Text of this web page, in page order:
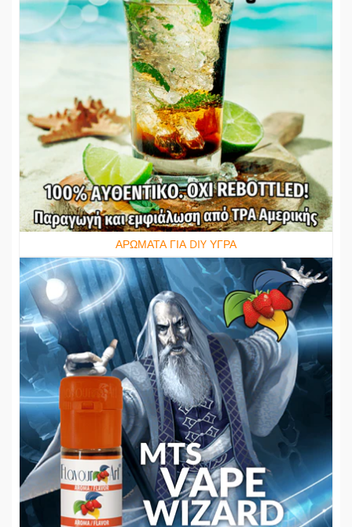
ΑΡΩΜΑΤΑ ΓΙΑ DIY ΥΓΡΑ